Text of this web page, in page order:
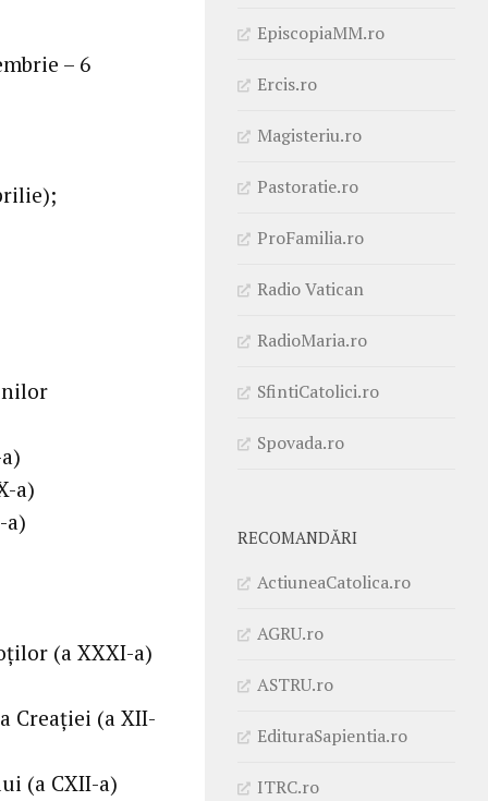
– 6
a)
a)
(a XXXI-a)
Creației (a XII-
(a CXII-a)
EpiscopiaMM.ro
Ercis.ro
Magisteriu.ro
Pastoratie.ro
ProFamilia.ro
Radio Vatican
RadioMaria.ro
SfintiCatolici.ro
Spovada.ro
RECOMANDĂRI
ActiuneaCatolica.ro
AGRU.ro
ASTRU.ro
EdituraSapientia.ro
ITRC.ro